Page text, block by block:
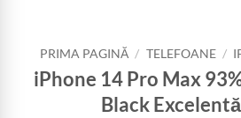
PRIMA PAGINĂ / TELEFOANE /
iPhone 14 Pro Max
Black